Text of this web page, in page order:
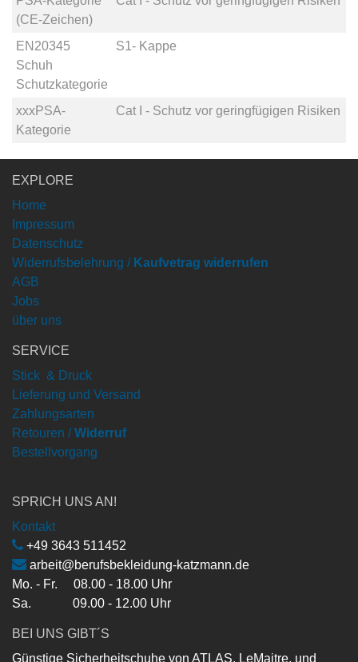
(CE-Zeichen)
EN20345
Schuh
Schutzkategorie
S1- Kappe
xxxPSA-
Kategorie
Cat I - Schutz vor geringfügigen Risiken
EXPLORE
Home
Impressum
Datenschutz
Widerrufsbelehrung / Kaufvetrag widerrufen
AGB
Jobs
über uns
SERVICE
Stick & Druck
Lieferung und Versand
Zahlungsarten
Retouren / Widerruf
Bestellvorgang
SPRICH UNS AN!
Kontakt
+49 3643 511452
arbeit@berufsbekleidung-katzmann.de
Mo. - Fr. 08.00 - 18.00 Uhr
Sa. 09.00 - 12.00 Uhr
BEI UNS GIBT´S
Günstige Sicherheitschuhe von ATLAS, LeMaitre, und